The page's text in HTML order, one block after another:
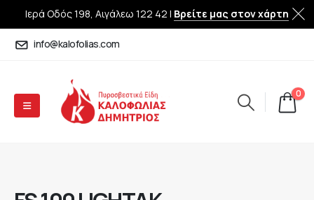
Ιερά Οδός 198, Αιγάλεω 122 42 | Βρείτε μας στον χάρτη
info@kalofolias.com
0